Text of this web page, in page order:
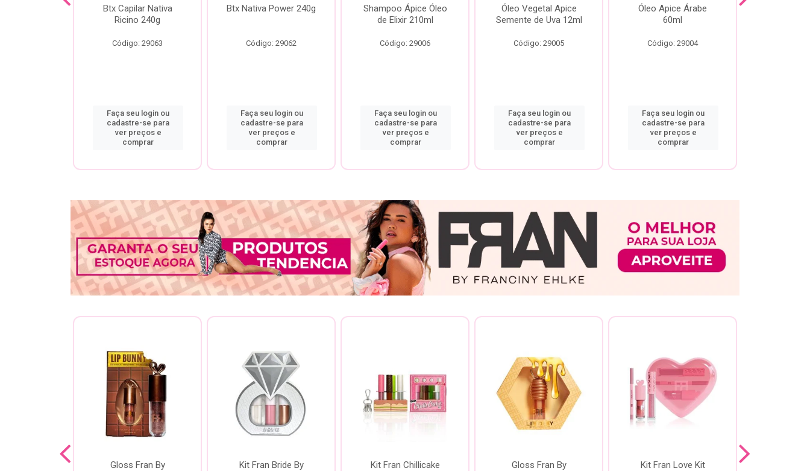
Btx Capilar Nativa
Ricino 240g
Código: 29063
Faça seu login ou
cadastre-se para
ver preços e
comprar
Btx Nativa Power 240g
Código: 29062
Faça seu login ou
cadastre-se para
ver preços e
comprar
Shampoo Ápice Óleo
de Elixir 210ml
Código: 29006
Faça seu login ou
cadastre-se para
ver preços e
comprar
Óleo Vegetal Apice
Semente de Uva 12ml
Código: 29005
Faça seu login ou
cadastre-se para
ver preços e
comprar
Óleo Apice Árabe
60ml
Código: 29004
Faça seu login ou
cadastre-se para
ver preços e
comprar
Gloss Fran By
Kit Fran Bride By
Kit Fran Chillicake
Gloss Fran By
Kit Fran Love Kit